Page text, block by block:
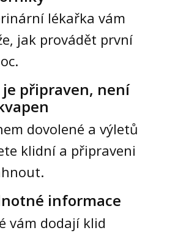
lékařka vám
jak provádět první
je připraven, není
dovolené a výletů
klidní a připraveni
informace
vám dodají klid